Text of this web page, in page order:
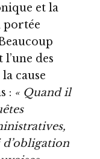
et la
portée
des
cause
: « Quand il